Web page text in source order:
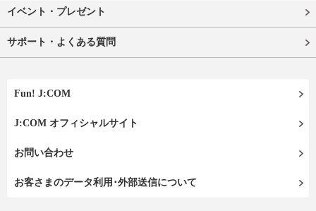
イベント・プレゼント
サポート・よくある質問
Fun! J:COM
J:COM オフィシャルサイト
お問い合わせ
お客さまのデータ利用･外部送信について